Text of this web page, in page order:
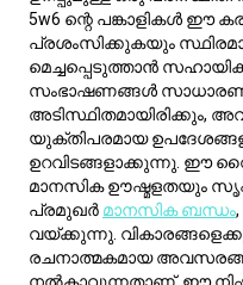
സുരക്ഷിതത്വത്തിനുള്ള
വിശ്വസനീയമായ
അവർ എപ്പോഴും
തയ്യാറായിരിക്കും.
സാമൂഹിക
സംവൃതരായി തോന്നാം,
നിരീക്ഷണ കഴിവുകളും洞
ആകർഷകമായ
സുഖകരമായപ്പോൾ. അവർ
ശക്തികേന്ദ്രങ്ങളാണ്,
പരിഹാരങ്ങളും നൽകുന്നു.
സ്വയംപര്യാപ്തതയ്ക്കും